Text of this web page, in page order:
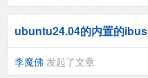
ubuntu24.04的内置的
李魔佛 发起了文章